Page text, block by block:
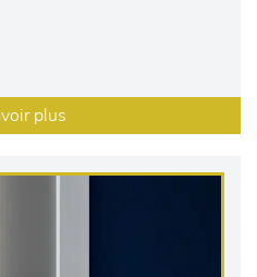
plus